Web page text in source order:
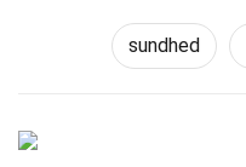
sundhed